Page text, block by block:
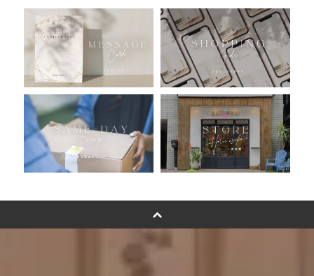
おすすめ商品
バルーン自動販売機
浮くバルーンオーダーメイド - coming soonn -
卓上バルーンオーダーメイド
ムーンリットバルーンについて
その他オーダーメイド
バルーンフラワーブーケについて